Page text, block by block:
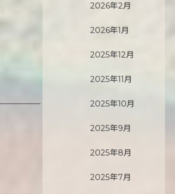
2026年2月
2026年1月
2025年12月
2025年11月
2025年10月
2025年9月
2025年8月
2025年7月